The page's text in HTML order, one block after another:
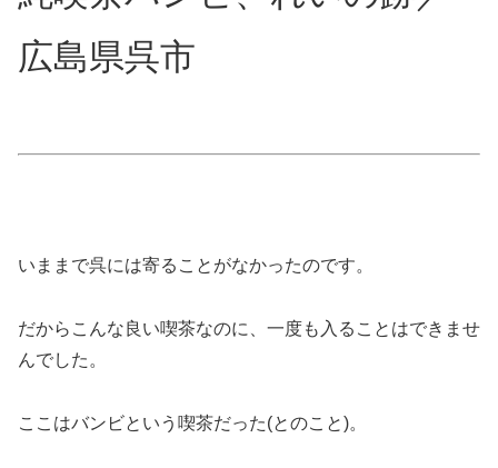
広島県呉市
いままで呉には寄ることがなかったのです。
だからこんな良い喫茶なのに、一度も入ることはできませ
んでした。
ここはバンビという喫茶だった(とのこと)。